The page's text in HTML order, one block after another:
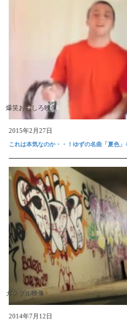
爆笑おもしろ映像
2015年2月27日
これは本気なのか・・！ゆずの名曲「夏色」
ガクブル映像
2014年7月12日